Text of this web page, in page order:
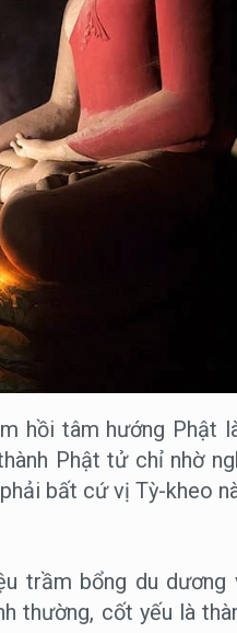
hồi tâm hướng Phật
Phật tử chỉ nhờ
bất cứ vị Tỳ-kheo
trầm bổng du dương
thường, cốt yếu là